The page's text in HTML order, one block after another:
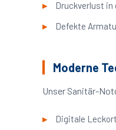
Druckverlust in
Defekte
Moderne
Unser Sanitär-
Digitale